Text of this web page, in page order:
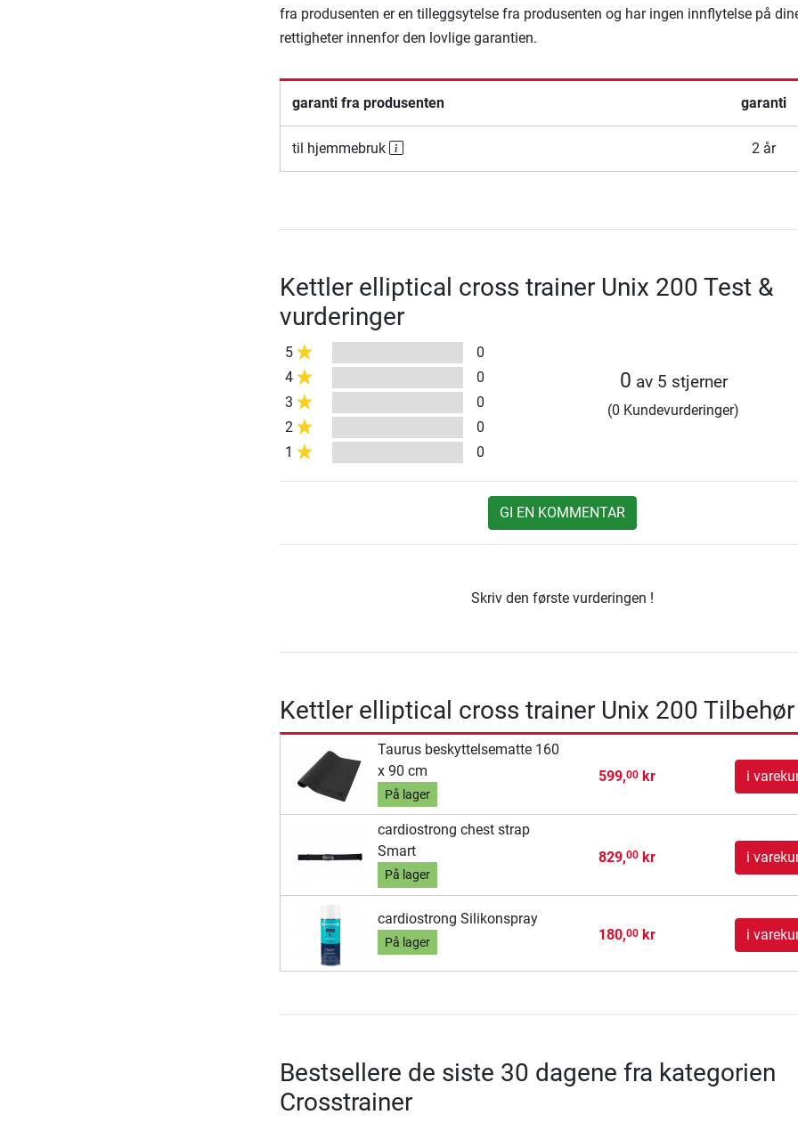
fra produsenten er en tilleggsytelse fra produsenten og har ingen innflytelse på
rettigheter innenfor den lovlige garantien.
garanti fra produsenten garanti
til hjemmebruk 2 år
Kettler elliptical cross trainer Unix 200 Test &
vurderinger
5
0
4
0
3
0
2
0
1
0
0 av 5 stjerner
(0 Kundevurderinger)
GI EN KOMMENTAR
Skriv den første vurderingen !
Kettler elliptical cross trainer Unix 200 Tilbehør
Taurus beskyttelsematte 160
x 90 cm
På lager
599,00kr i
cardiostrong chest strap
Smart
På lager
829,00kr i
cardiostrong Silikonspray
På lager 180,00kr i
Bestsellere de siste 30 dagene fra kategorien
Crosstrainer